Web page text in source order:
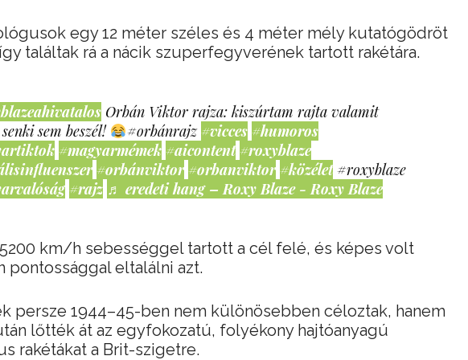
egy 12 méter széles és 4 méter mély kutatógödröt
találtak rá a nácik szuperfegyverének tartott rakétára.
Orbán Viktor rajza: kiszúrtam rajta valamit
sem beszél!
#orbánrajz #vicces #humoros
#magyarmémek #aicontent #roxyblaze
#orbánviktor #orbanviktor #közélet #roxyblaze
#rajz ♬ eredeti hang – Roxy Blaze - Roxy Blaze
km/h sebességgel tartott a cél felé, és képes volt
pontossággal eltalálni azt.
persze 1944–45-ben nem különösebben céloztak, hanem
lőtték át az egyfokozatú, folyékony hajtóanyagú
rakétákat a Brit-szigetre.